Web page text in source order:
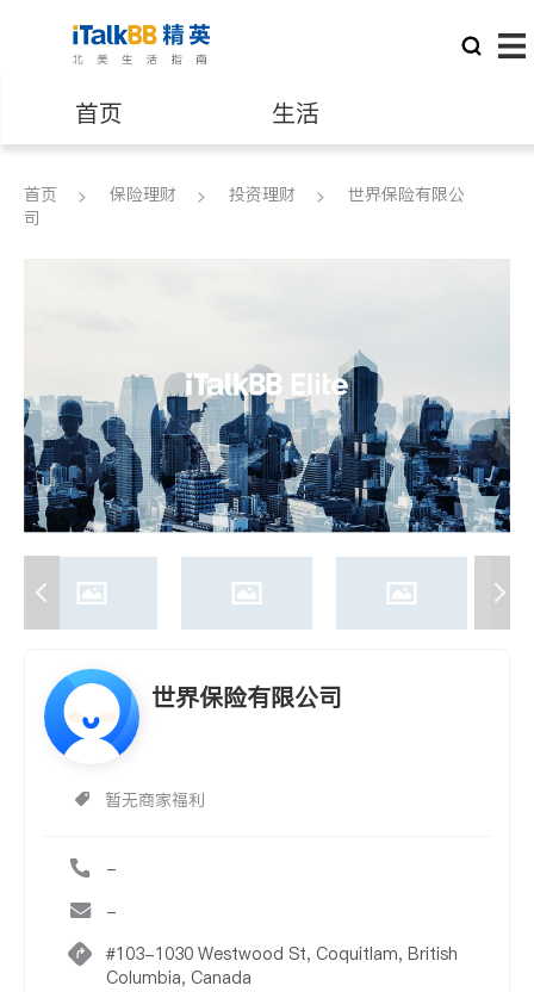
首页 生活
医生 律师
建筑装修
首页 保险理财 投资理财
世界保险有限公
司
世界保险有限公司
暂无商家福利
-
-
#103-1030 Westwood St, Coquitlam, British
Columbia, Canada